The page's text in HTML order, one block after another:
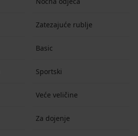
Zatezajuće rublje
Basic
Sportski
Veće veličine
Za dojenje